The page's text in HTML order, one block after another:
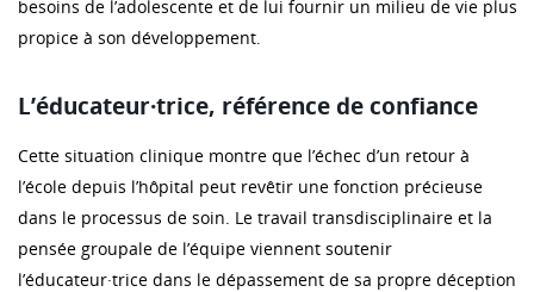
besoins de l’adolescente et de lui fournir un milieu de vie plus
propice à son développement.
L’éducateur·trice, référence de confiance
Cette situation clinique montre que l’échec d’un retour à
l’école depuis l’hôpital peut revêtir une fonction précieuse
dans le processus de soin. Le travail transdisciplinaire et la
pensée groupale de l’équipe viennent soutenir
l’éducateur·trice dans le dépassement de sa propre déception